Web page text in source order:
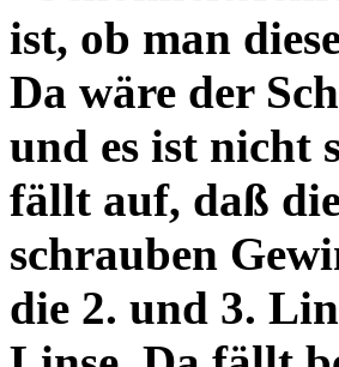
ist, ob man
Da wäre der
und es ist nicht
fällt auf, daß
schrauben
die 2. und 3.